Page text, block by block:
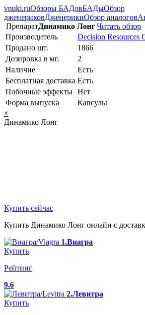
vnuki.ruОбзоры БАДовБАДыОбзор
дженериковДженерикиОбзор аналогов
ПрепаратДинамико Лонг Читать обзор
Производитель
Decision Resources
Продано шт.
1866
Дозировка в мг.
2
Наличие
Есть
Бесплатная доставка Есть
Побочные эффекты Нет
Форма выпуска
Капсулы
×
Динамико Лонг
Купить сейчас
Купить Динамико Лонг онлайн с
1.Виагра
Купить
Рейтинг
9.6
2.Левитра
Купить